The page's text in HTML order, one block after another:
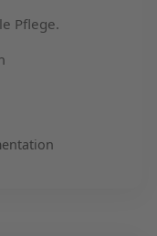
Pflege.